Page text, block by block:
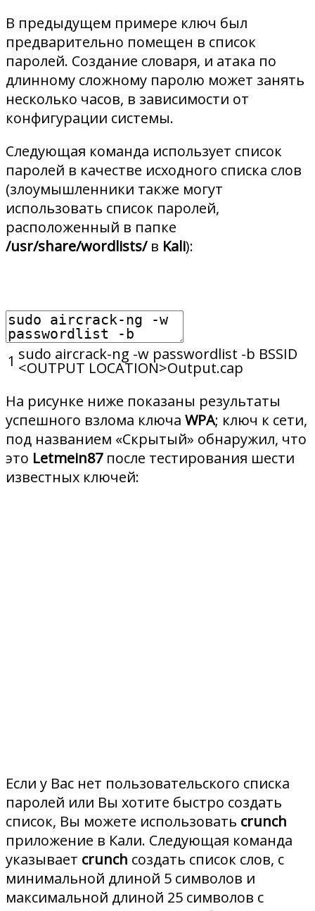
В предыдущем примере ключ был
предварительно помещен в список
паролей. Создание словаря, и атака по
длинному сложному паролю может занять
несколько часов, в зависимости от
конфигурации системы.
Следующая команда использует список
паролей в качестве исходного списка слов
(злоумышленники также могут
использовать список паролей,
расположенный в папке
/usr/share/wordlists/в Kali):
1 sudo aircrack-ng -w passwordlist -b BSSID
<OUTPUT LOCATION>Output.cap
На рисунке ниже показаны результаты
успешного взлома ключа WPA; ключ к сети,
под названием «Скрытый» обнаружил, что
это Letmein87после тестирования шести
известных ключей:
Если у Вас нет пользовательского списка
паролей или Вы хотите быстро создать
список, Вы можете использовать crunch
приложение в Кали. Следующая команда
указывает crunch создать список слов, с
минимальной длиной 5 символов и
максимальной длиной 25 символов с